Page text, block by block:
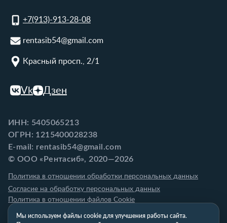
+7(913)-913-28-08
rentasib54@gmail.com
Красный просп., 2/1
Vk Дзен
ИНН: 5405065213
ОГРН: 1215400028238
E-mail: rentasib54@gmail.com
© ООО «Рентасиб», 2020—2026
Политика в отношении обработки персональных данных
Согласие на обработку персональных данных
Политика в отношении файлов Cookie
Мы используем файлы cookie для улучшения работы сайта.